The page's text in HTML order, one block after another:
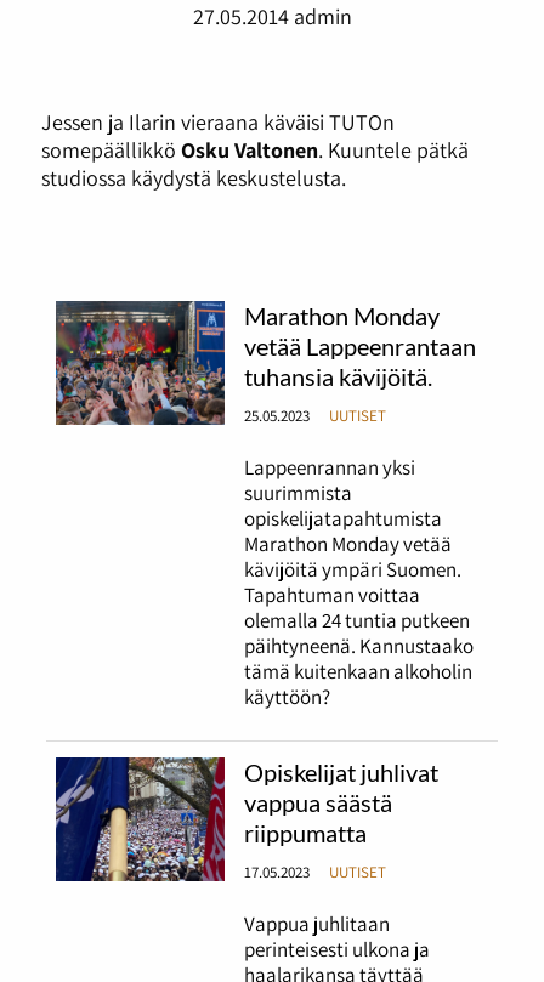
27.05.2014 admin
Jessen ja Ilarin vieraana käväisi TUTOn
somepäällikkö Osku Valtonen. Kuuntele pätkä
studiossa käydystä keskustelusta.
Marathon Monday
vetää Lappeenrantaan
tuhansia kävijöitä.
25.05.2023 UUTISET
Lappeenrannan yksi
suurimmista
opiskelijatapahtumista
Marathon Monday vetää
kävijöitä ympäri Suomen.
Tapahtuman voittaa
olemalla 24 tuntia putkeen
päihtyneenä. Kannustaako
tämä kuitenkaan alkoholin
käyttöön?
Opiskelijat juhlivat
vappua säästä
riippumatta
17.05.2023 UUTISET
Vappua juhlitaan
perinteisesti ulkona ja
haalarikansa täyttää